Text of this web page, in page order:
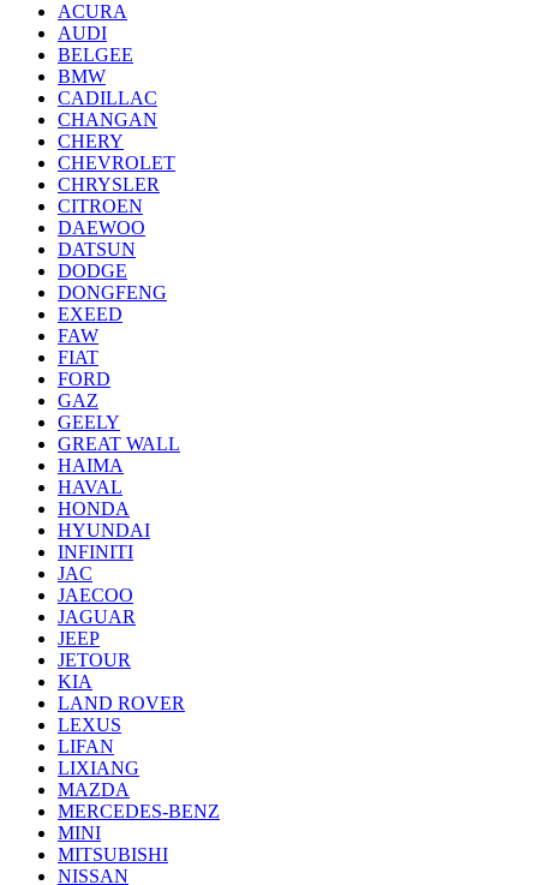
ACURA
AUDI
BELGEE
BMW
CADILLAC
CHANGAN
CHERY
CHEVROLET
CHRYSLER
CITROEN
DAEWOO
DATSUN
DODGE
DONGFENG
EXEED
FAW
FIAT
FORD
GAZ
GEELY
GREAT WALL
HAIMA
HAVAL
HONDA
HYUNDAI
INFINITI
JAC
JAECOO
JAGUAR
JEEP
JETOUR
KIA
LAND ROVER
LEXUS
LIFAN
LIXIANG
MAZDA
MERCEDES-BENZ
MINI
MITSUBISHI
NISSAN